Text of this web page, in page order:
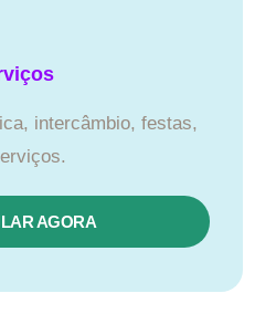
intercâmbio, festas,
AGORA